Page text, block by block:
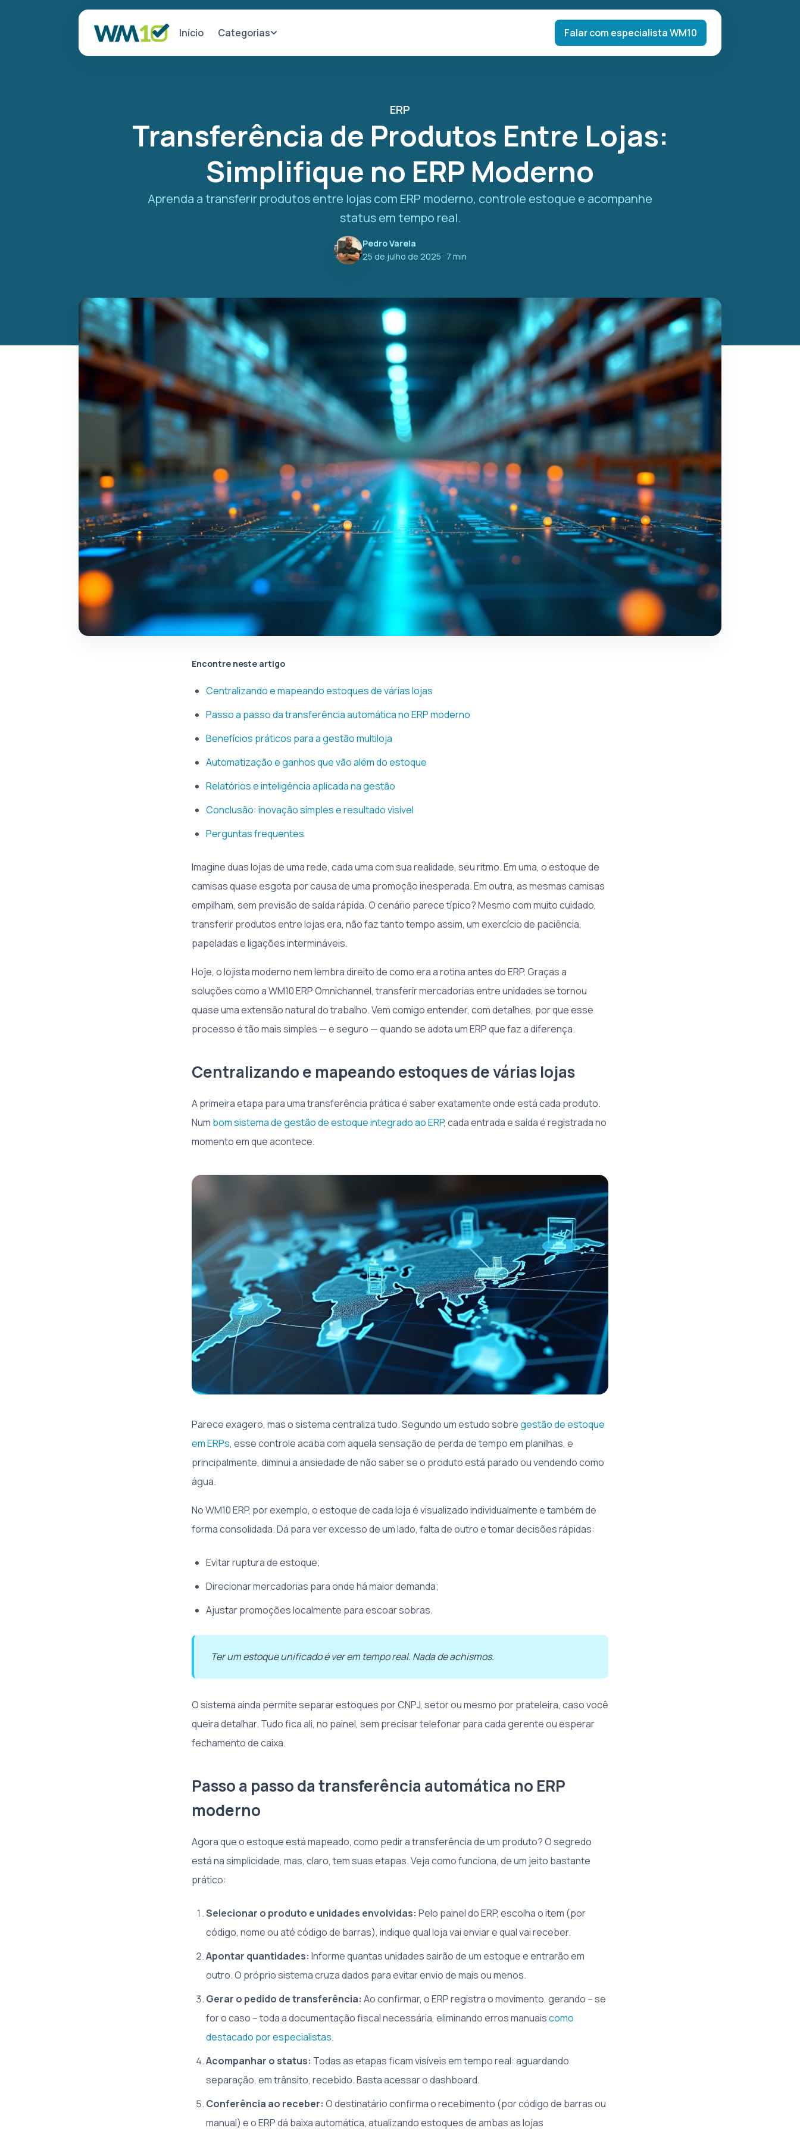
Início Categorias Falar com especialista WM10
ERP
Transferência de Produtos Entre Lojas:
Simplifique no ERP Moderno
Aprenda a transferir produtos entre lojas com ERP moderno, controle estoque e acompanhe
status em tempo real.
Pedro Varela
25 de julho de 2025 · 7 min
Encontre neste artigo
Centralizando e mapeando estoques de várias lojas
Passo a passo da transferência automática no ERP moderno
Benefícios práticos para a gestão multiloja
Automatização e ganhos que vão além do estoque
Relatórios e inteligência aplicada na gestão
Conclusão: inovação simples e resultado visível
Perguntas frequentes
Imagine duas lojas de uma rede, cada uma com sua realidade, seu ritmo. Em uma, o estoque de
camisas quase esgota por causa de uma promoção inesperada. Em outra, as mesmas camisas
empilham, sem previsão de saída rápida. O cenário parece típico? Mesmo com muito cuidado,
transferir produtos entre lojas era, não faz tanto tempo assim, um exercício de paciência,
papeladas e ligações intermináveis.
Hoje, o lojista moderno nem lembra direito de como era a rotina antes do ERP. Graças a
soluções como a WM10 ERP Omnichannel, transferir mercadorias entre unidades se tornou
quase uma extensão natural do trabalho. Vem comigo entender, com detalhes, por que esse
processo é tão mais simples — e seguro — quando se adota um ERP que faz a diferença.
Centralizando e mapeando estoques de várias lojas
A primeira etapa para uma transferência prática é saber exatamente onde está cada produto.
Num bom sistema de gestão de estoque integrado ao ERP, cada entrada e saída é registrada no
momento em que acontece.
Parece exagero, mas o sistema centraliza tudo. Segundo um estudo sobregestão de estoque
em ERPs, esse controle acaba com aquela sensação de perda de tempo em planilhas, e
principalmente, diminui a ansiedade de não saber se o produto está parado ou vendendo como
água.
No WM10 ERP, por exemplo, o estoque de cada loja é visualizado individualmente e também de
forma consolidada. Dá para ver excesso de um lado, falta de outro e tomar decisões rápidas:
Evitar ruptura de estoque;
Direcionar mercadorias para onde há maior demanda;
Ajustar promoções localmente para escoar sobras.
Ter um estoque unificado é ver em tempo real. Nada de achismos.
O sistema ainda permite separar estoques por CNPJ, setor ou mesmo por prateleira, caso você
queira detalhar. Tudo fica ali, no painel, sem precisar telefonar para cada gerente ou esperar
fechamento de caixa.
Passo a passo da transferência automática no ERP
moderno
Agora que o estoque está mapeado, como pedir a transferência de um produto? O segredo
está na simplicidade, mas, claro, tem suas etapas. Veja como funciona, de um jeito bastante
prático:
Selecionar o produto e unidades envolvidas: Pelo painel do ERP, escolha o item (por
código, nome ou até código de barras), indique qual loja vai enviar e qual vai receber.
Apontar quantidades: Informe quantas unidades sairão de um estoque e entrarão em
outro. O próprio sistema cruza dados para evitar envio de mais ou menos.
Gerar o pedido de transferência: Ao confirmar, o ERP registra o movimento, gerando – se
for o caso – toda a documentação fiscal necessária, eliminando erros manuaiscomo
destacado por especialistas.
Acompanhar o status: Todas as etapas ficam visíveis em tempo real: aguardando
separação, em trânsito, recebido. Basta acessar o dashboard.
Conferência ao receber: O destinatário confirma o recebimento (por código de barras ou
manual) e o ERP dá baixa automática, atualizando estoques de ambas as lojas